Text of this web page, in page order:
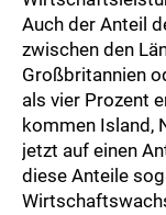
Auch der Anteil
zwischen den
Großbritannien
als vier Prozent
kommen Island,
jetzt auf einen
diese Anteile